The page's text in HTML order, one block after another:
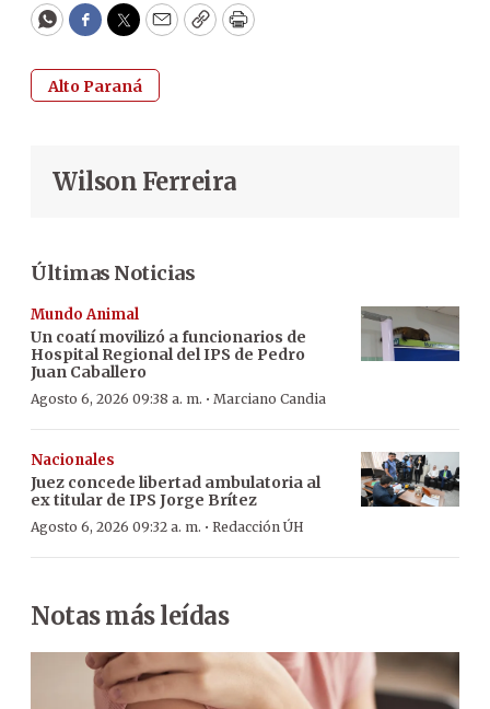
WhatsApp
Facebook
Twitter
EmailCopyPrint
Alto Paraná
Wilson Ferreira
Últimas Noticias
Mundo Animal
Un coatí movilizó a funcionarios de
Hospital Regional del IPS de Pedro
Juan Caballero
Agosto 6, 2026 09:38 a. m. · Marciano Candia
Nacionales
Juez concede libertad ambulatoria al
ex titular de IPS Jorge Brítez
Agosto 6, 2026 09:32 a. m. · Redacción ÚH
Notas más leídas